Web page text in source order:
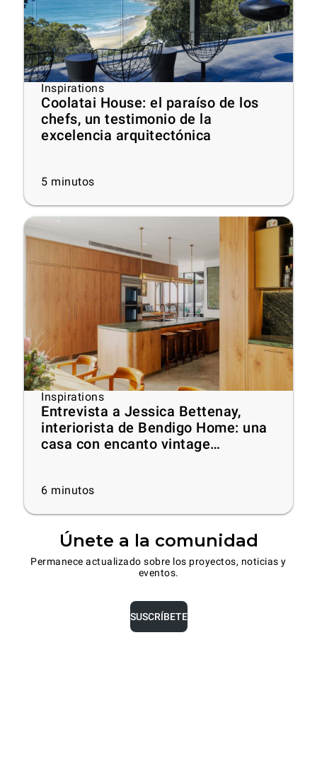
Inspirations
Coolatai House: el paraíso de los
chefs, un testimonio de la
excelencia arquitectónica
5 minutos
Inspirations
Entrevista a Jessica Bettenay,
interiorista de Bendigo Home: una
casa con encanto vintage
6 minutos
Únete a la comunidad
Permanece actualizado sobre los proyectos, noticias y
eventos.
SUSCRÍBETE